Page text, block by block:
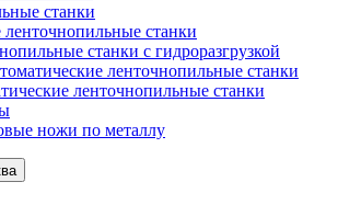
станки
станки
станки с гидроразгрузкой
ленточнопильные станки
ленточнопильные станки
ножи по металлу